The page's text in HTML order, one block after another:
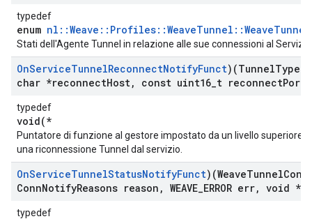
typedef
enum
Stati dell'Agente Tunnel in relazione alle sue connessioni al
OnServiceTunnelReconnectNotifyFunct)(TunnelType
char *reconnectHost, const uint16 t reconnectPort
typedef
void(*
Puntatore di funzione al gestore impostato da un livello superiore
una riconnessione Tunnel dal servizio.
OnServiceTunnelStatusNotifyFunct)(WeaveTunnel
ConnNotifyReasons reason , WEAVE ERROR err, void
typedef